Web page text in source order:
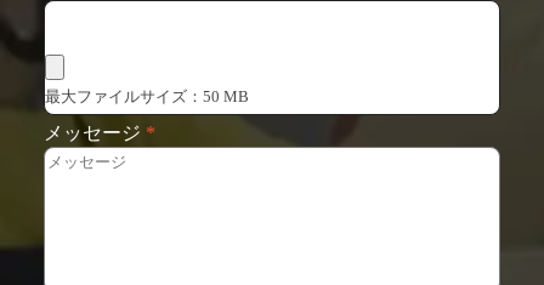
最大ファイルサイズ：50 MB
メッセージ *